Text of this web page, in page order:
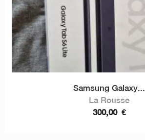
Samsung Galaxy...
La Rousse
300,00 €